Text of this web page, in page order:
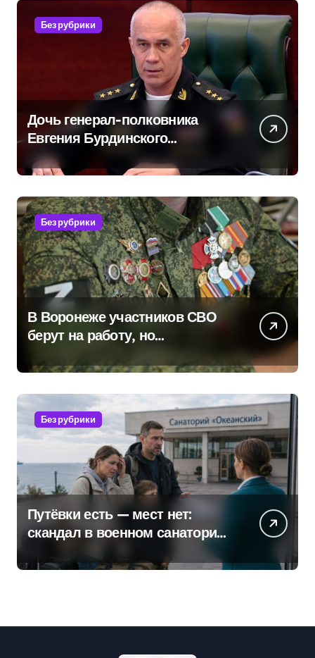
Без рубрики
Дочь генерал-полковника
Евгения Бурдинского
оказывает платные услуги по
вопросам военной службы и
бронирования
Без рубрики
В Воронеже участников СВО
берут на работу, но
удержаться удаётся не всем
Без рубрики
Путёвки есть — мест нет:
скандал в военном санатории